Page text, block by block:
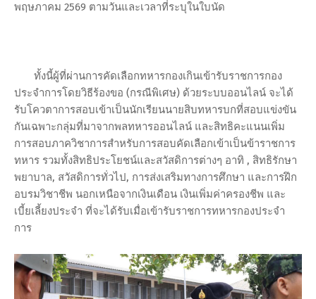
พฤษภาคม 2569 ตามวันและเวลาที่ระบุในใบนัด
ทั้งนี้ผู้ที่ผ่านการคัดเลือกทหารกองเกินเข้ารับราชการกอง
ประจำการโดยวิธีร้องขอ (กรณีพิเศษ) ด้วยระบบออนไลน์ จะได้
รับโควตาการสอบเข้าเป็นนักเรียนนายสิบทหารบกที่สอบแข่งขัน
กันเฉพาะกลุ่มที่มาจากพลทหารออนไลน์ และสิทธิคะแนนเพิ่ม
การสอบภาควิชาการสำหรับการสอบคัดเลือกเข้าเป็นข้าราชการ
ทหาร รวมทั้งสิทธิประโยชน์และสวัสดิการต่างๆ อาทิ , สิทธิรักษา
พยาบาล, สวัสดิการทั่วไป, การส่งเสริมทางการศึกษา และการฝึก
อบรมวิชาชีพ นอกเหนือจากเงินเดือน เงินเพิ่มค่าครองชีพ และ
เบี้ยเลี้ยงประจำ ที่จะได้รับเมื่อเข้ารับราชการทหารกองประจำ
การ